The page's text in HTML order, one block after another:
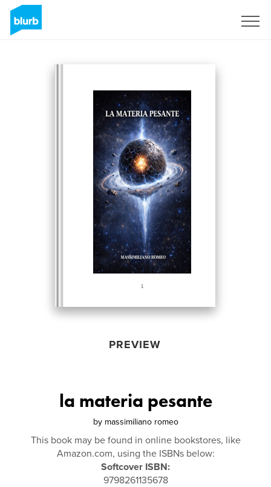
PREVIEW
la materia pesante
by massimiliano romeo
This book may be found in online bookstores, like
Amazon.com, using the ISBNs below:
Softcover ISBN:
9798261135678